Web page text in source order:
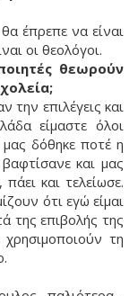
έπρεπε να είναι
οι θεολόγοι.
θεωρούν
την επιλέγεις και
είμαστε όλοι
δόθηκε ποτέ η
και μας
και τελείωσε.
ότι εγώ είμαι
της επιβολής της
τη